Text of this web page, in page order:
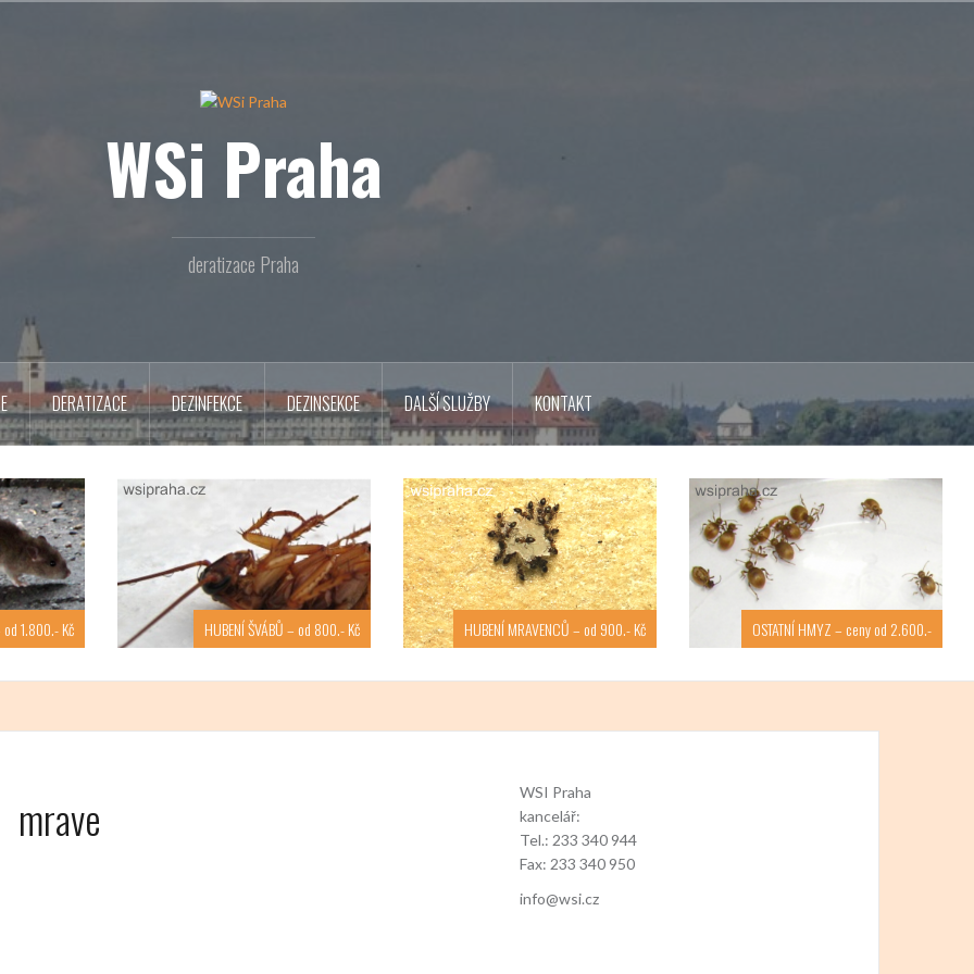
WSi Praha
deratizace Praha
DERATIZACE DEZINFEKCE DEZINSEKCE DALŠÍ SLUŽBY KONTAKT
od 1.800.- Kč HUBENÍ ŠVÁBŮ – od 800.- Kč HUBENÍ MRAVENCŮ – od 900.- Kč OSTATNÍ HMYZ – ceny od 2.600.-
mrave
WSI Praha
kancelář:
Tel.: 233 340 944
Fax: 233 340 950
info@wsi.cz